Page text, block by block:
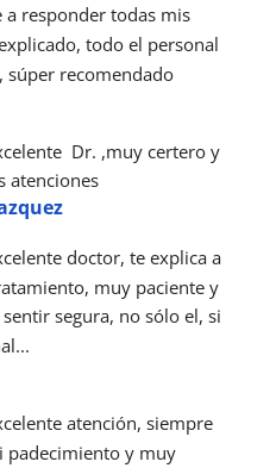
responder todas mis
todo el personal
súper recomendado
Dr. ,muy certero y
atenciones
doctor, te explica a
muy paciente y
segura, no sólo el, si
atención, siempre
padecimiento y muy